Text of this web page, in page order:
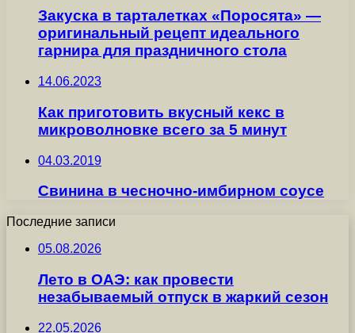
Закуска в тарталетках «Поросята» —
оригинальный рецепт идеального
гарнира для праздничного стола
14.06.2023
Как приготовить вкусный кекс в
микроволновке всего за 5 минут
04.03.2019
Свинина в чесночно-имбирном соусе
Последние записи
05.08.2026
Лето в ОАЭ: как провести
незабываемый отпуск в жаркий сезон
22.05.2026